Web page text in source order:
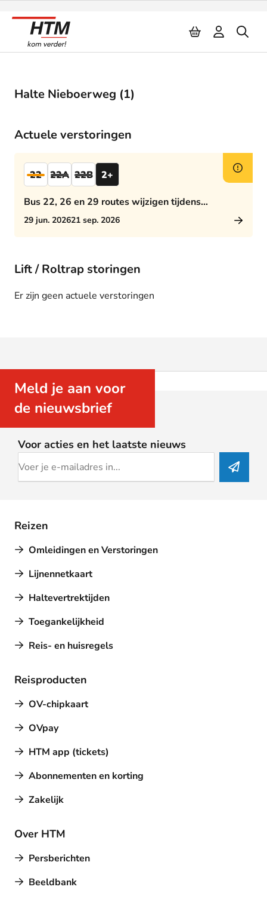
Halte Nieboerweg (1)
Actuele verstoringen
22 22A 22B 2+
Bus 22, 26 en 29 routes wijzigen tijdens
middagspits
29 jun. 202621 sep. 2026
Lift / Roltrap storingen
Er zijn geen actuele verstoringen
Meld je aan voor
de nieuwsbrief
Voor acties en het laatste nieuws
Reizen
Omleidingen en Verstoringen
Lijnennetkaart
Haltevertrektijden
Toegankelijkheid
Reis- en huisregels
Reisproducten
OV-chipkaart
OVpay
HTM app (tickets)
Abonnementen en korting
Zakelijk
Over HTM
Persberichten
Beeldbank